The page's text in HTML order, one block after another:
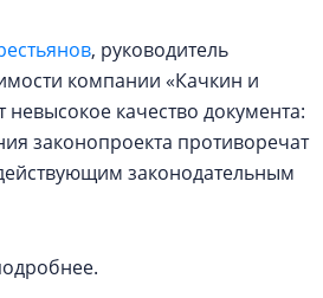
, руководитель
компании «Качкин и
качество документа:
законопроекта противоречат
законодательным